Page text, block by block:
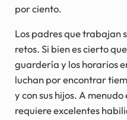
por ciento.
Los padres que trabajan
retos. Si bien es cierto
guardería y los horarios
luchan por encontrar
y con sus hijos. A
requiere excelentes